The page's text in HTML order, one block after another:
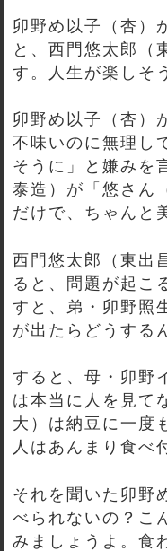
卯野め以子（杏）
と、西門悠太郎（
す。人生が楽しそ
卯野め以子（杏）
不味いのに無理し
そうに」と嫌みを
泰造）が「悠さん
だけで、ちゃんと
西門悠太郎（東出
ると、問題が起こ
すと、弟・卯野照
が出たらどうする
すると、母・卯野
は本当に人を見て
大）は納豆に一度
人はあんまり食べ
それを聞いた卯野
べられないの？こ
みましょうよ。食